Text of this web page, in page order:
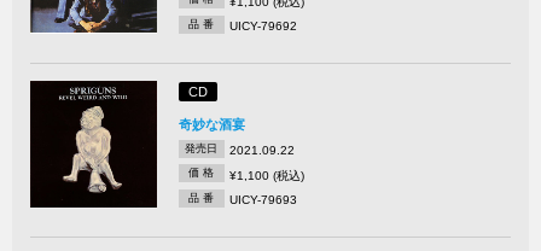
品 番 UICY-79692
CD
奇妙な酒宴
発売日 2021.09.22
価 格 ¥1,100 (税込)
品 番 UICY-79693